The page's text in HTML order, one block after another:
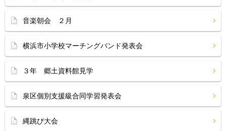
音楽朝会 ２月
横浜市小学校マーチングバンド発表会
３年 郷土資料館見学
泉区個別支援級合同学習発表会
縄跳び大会